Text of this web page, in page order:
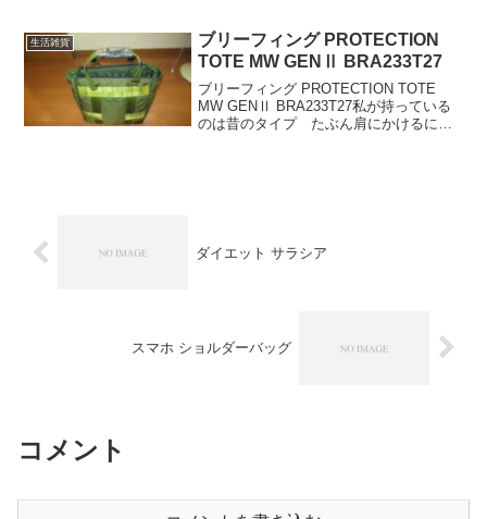
生活雑貨
ブリーフィング PROTECTION
TOTE MW GENⅡ BRA233T27
ブリーフィング PROTECTION TOTE
MW GENⅡ BRA233T27私が持っている
のは昔のタイプ たぶん肩にかけるには
ダイエット サラシア
スマホ ショルダーバッグ
コメント